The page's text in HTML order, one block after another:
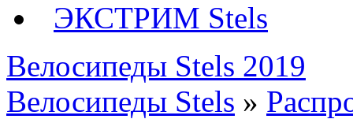
ЭКСТРИМ Stels
Велосипеды Stels 2019
Велосипеды Stels »